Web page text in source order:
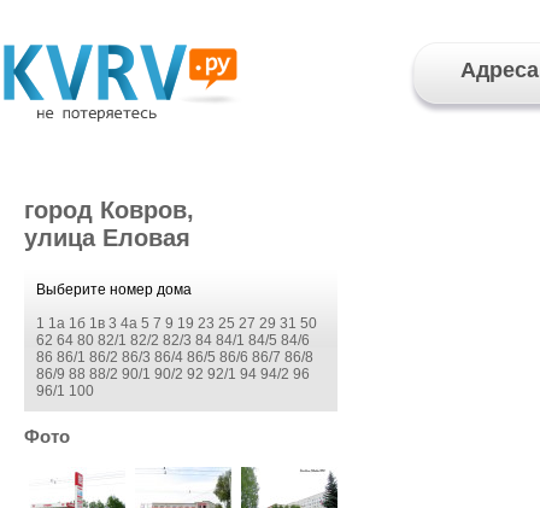
Адреса
город Ковров,
улица Еловая
Выберите номер дома
1 1а 1б 1в 3 4а 5 7 9 19 23 25 27 29 31 50
62 64 80 82/1 82/2 82/3 84 84/1 84/5 84/6
86 86/1 86/2 86/3 86/4 86/5 86/6 86/7 86/8
86/9 88 88/2 90/1 90/2 92 92/1 94 94/2 96
96/1 100
Фото